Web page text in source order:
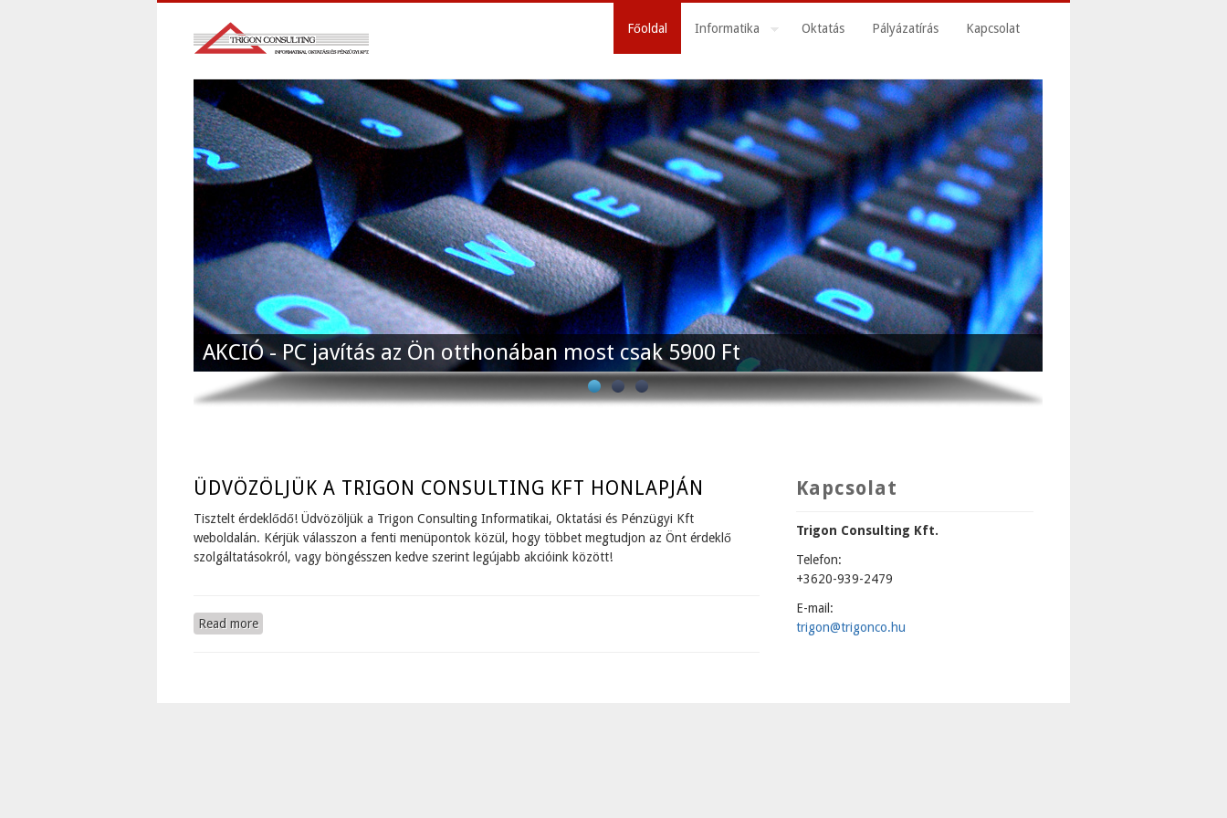
Főoldal Informatika Oktatás Pályázatírás Kapcsolat
AKCIÓ - PC javítás az Ön otthonában most csak 5900 Ft
ÜDVÖZÖLJÜK A TRIGON CONSULTING KFT HONLAPJÁN
Tisztelt érdeklődő! Üdvözöljük a Trigon Consulting Informatikai, Oktatási és Pénzügyi Kft
weboldalán. Kérjük válasszon a fenti menüpontok közül, hogy többet megtudjon az Önt érdeklő
szolgáltatásokról, vagy böngésszen kedve szerint legújabb akcióink között!
Read moreabout ÜDVÖZÖLJÜK A TRIGON CONSULTING KFT HONLAPJÁN
Kapcsolat
Trigon Consulting Kft.
Telefon:
+3620-939-2479
E-mail:
trigon@trigonco.hu